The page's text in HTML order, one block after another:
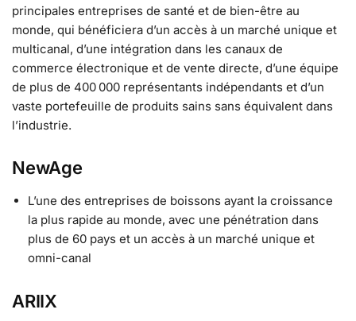
principales entreprises de santé et de bien-être au
monde, qui bénéficiera d’un accès à un marché unique et
multicanal, d’une intégration dans les canaux de
commerce électronique et de vente directe, d’une équipe
de plus de 400 000 représentants indépendants et d’un
vaste portefeuille de produits sains sans équivalent dans
l’industrie.
NewAge
L’une des entreprises de boissons ayant la croissance
la plus rapide au monde, avec une pénétration dans
plus de 60 pays et un accès à un marché unique et
omni-canal
ARIIX